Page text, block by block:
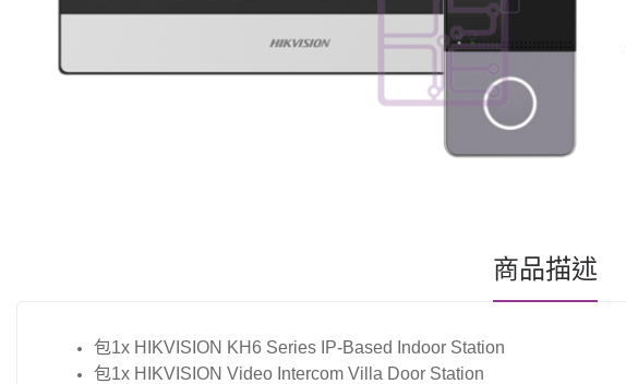
商品描述
包1x HIKVISION KH6 Series IP-Based Indoor Station
包1x HIKVISION Video Intercom Villa Door Station